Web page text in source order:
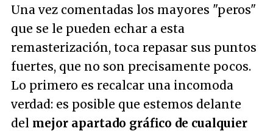
Una vez comentadas los mayores "peros"
que se le pueden echar a esta
remasterización, toca repasar sus puntos
fuertes, que no son precisamente pocos.
Lo primero es recalcar una incomoda
verdad: es posible que estemos delante
del mejor apartado gráfico de cualquier